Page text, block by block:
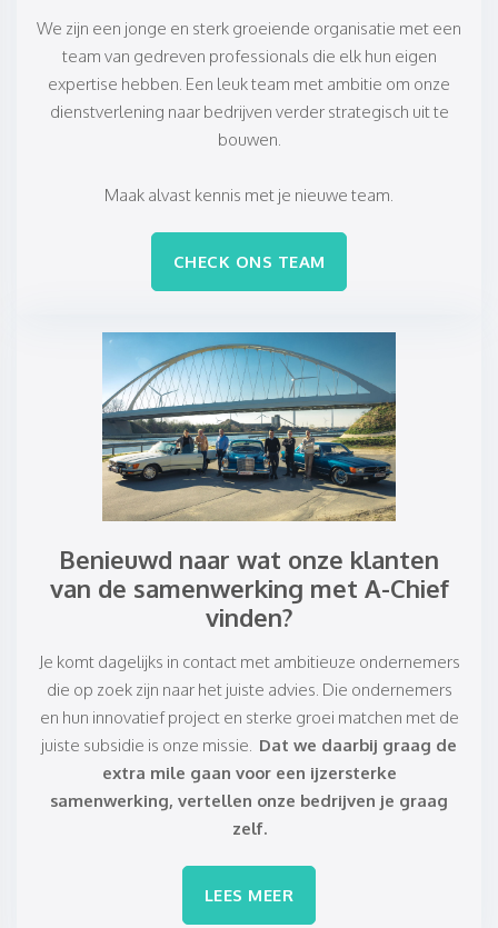
Benieuwd naar wat onze klanten
van de samenwerking met A-Chief
vinden?
Je komt dagelijks in contact met ambitieuze ondernemers
die op zoek zijn naar het juiste advies. Die ondernemers
en hun innovatief project en sterke groei matchen met de
juiste subsidie is onze missie. Dat we daarbij graag de
extra mile gaan voor een ijzersterke
samenwerking, vertellen onze bedrijven je graag
zelf.
LEES MEER
We zijn een jonge en sterk groeiende organisatie met een
team van gedreven professionals die elk hun eigen
expertise hebben. Een leuk team met ambitie om onze
dienstverlening naar bedrijven verder strategisch uit te
bouwen.
Maak alvast kennis met je nieuwe team.
CHECK ONS TEAM